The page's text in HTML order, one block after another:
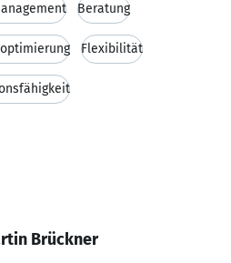
Beratung
Flexibilität
Brückner